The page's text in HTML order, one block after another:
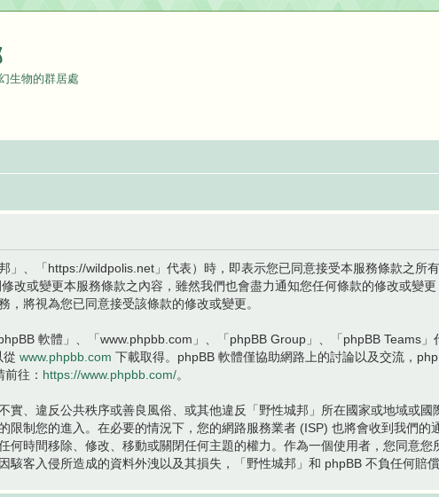
生物的群居處
、「https://wildpolis.net」代表）時，即表示您已同意接受本服務條款之所
改或變更本服務條款之內容，雖然我們也會盡力通知您任何條款的修改或變
將視為您已同意接受該條款的修改或變更。
軟體」、「www.phpbb.com」、「phpBB Group」、「phpBB Teams」
從 www.phpbb.com 下載取得。phpBB 軟體僅協助網路上的討論以及交流，
往： https://www.phpbb.com/。
、違反公共秩序或善良風俗、或其他違反「野性城邦」所在國家或地域或
制您的進入。在必要的情況下，您的網路服務業者 (ISP) 也將會收到我們的
時間移除、修改、移動或關閉任何主題的權力。作為一個使用者，您同意
客入侵所造成的資料外洩以及其損失，「野性城邦」和 phpBB 不負任何賠償